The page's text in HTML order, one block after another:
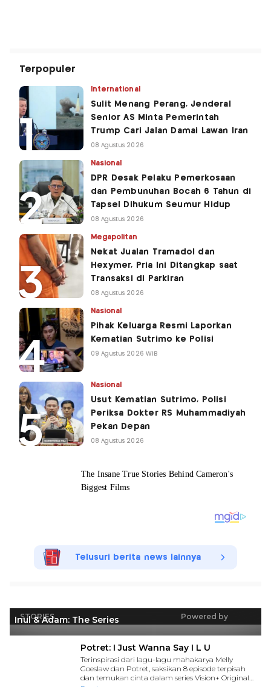
Terpopuler
International
Sulit Menang Perang, Jenderal
Senior AS Minta Pemerintah
Trump Cari Jalan Damai Lawan Iran
08 Agustus 2026
Nasional
DPR Desak Pelaku Pemerkosaan
dan Pembunuhan Bocah 6 Tahun di
Tapsel Dihukum Seumur Hidup
08 Agustus 2026
Megapolitan
Nekat Jualan Tramadol dan
Hexymer, Pria Ini Ditangkap saat
Transaksi di Parkiran
08 Agustus 2026
Nasional
Pihak Keluarga Resmi Laporkan
Kematian Sutrimo ke Polisi
09 Agustus 2026 WIB
Nasional
Usut Kematian Sutrimo, Polisi
Periksa Dokter RS Muhammadiyah
Pekan Depan
08 Agustus 2026
Telusuri berita news lainnya